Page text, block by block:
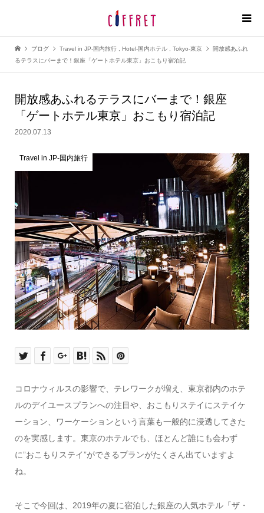
ブログ Travel in JP-国内旅行 Hotel-国内ホテル Tokyo-東京
開放感あふれ
るテラスにバーまで！銀座「ゲートホテル東京」おこもり宿泊記
開放感あふれるテラスにバーまで！ 銀座
「ゲートホテル東京」おこもり宿泊記
2020.07.13
Travel in JP-国内旅行
コロナウィルスの影響で、テレワークが増え、東京都内のホテ
ルのデイユースプランへの注目や、おこもりステイにステイケ
ーション、ワーケーションという言葉も一般的に浸透してきた
のを実感します。東京のホテルでも、ほとんど誰にも会わず
に”おこもりステイ”ができるプランがたくさん出ていますよ
ね。
そこで今回は、2019年の夏に宿泊した銀座の人気ホテル「ザ・